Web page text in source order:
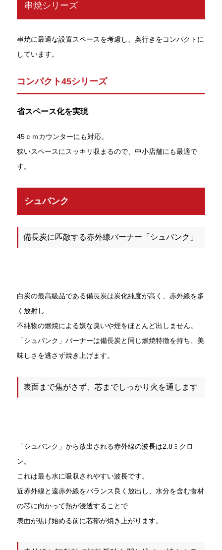
串焼シリーズ
串焼に最適な設置スペースを考慮し、奥行きをコンパクトに
しています。
コンパクト45シリーズ
省スペース化を実現
45ｃｍカウンターにも対応。
狭いスペースにスッキリ収まるので、中小店舗にも最適で
す。
シュバンク
備長炭に匹敵する赤外線バーナー「シュバンク」
白炭の最高級品である備長炭は炭化純度が高く、赤外線を多
く放射し
不純物の燃焼による嫌な臭いや煙をほとんど出しません。
「シュバンク」バーナーは備長炭と同じ燃焼特徴を持ち、美
味しさを逃さず焼き上げます。
表面まで焦がさず、芯までしっかり火を通します
「シュバンク」から放出される赤外線の波長は2.8ミクロ
ン。
これは最も水に吸収されやすい波長です。
近赤外線と遠赤外線をバランス良く放出し、水分を含む食材
の芯に向かって熱が浸透することで
表面が焦げ始める前に芯部が焼き上がります。